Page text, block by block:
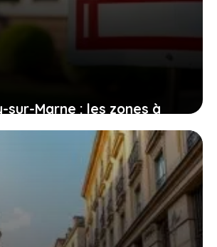
sur-Marne : les zones à
les futurs habitants